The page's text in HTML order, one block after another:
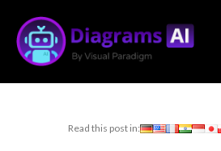
Read this post in: